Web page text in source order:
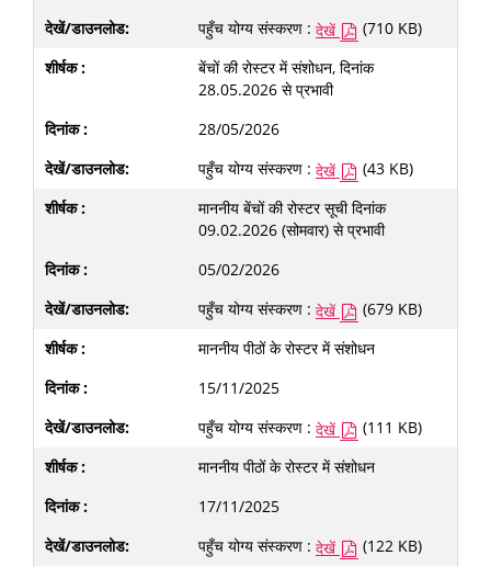
पहुँच योग्य संस्करण : देखें
(710 KB)
बेंचों की रोस्टर में संशोधन, दिनांक
28.05.2026 से प्रभावी
28/05/2026
पहुँच योग्य संस्करण : देखें
(43 KB)
माननीय बेंचों की रोस्टर सूची दिनांक
09.02.2026 (सोमवार) से प्रभावी
05/02/2026
पहुँच योग्य संस्करण : देखें
(679 KB)
माननीय पीठों के रोस्टर में संशोधन
15/11/2025
पहुँच योग्य संस्करण : देखें
(111 KB)
माननीय पीठों के रोस्टर में संशोधन
17/11/2025
पहुँच योग्य संस्करण : देखें
(122 KB)